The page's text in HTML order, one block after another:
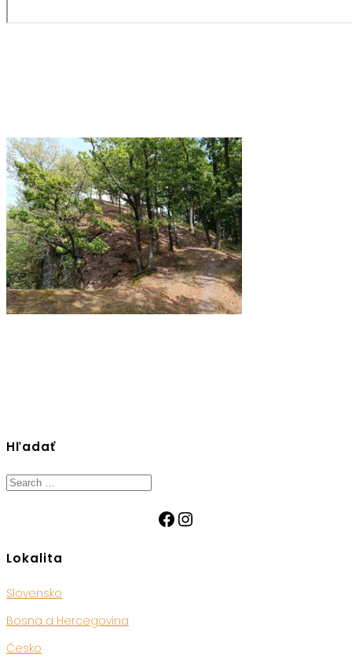
Hľadať
Search
Facebook
Instagram
Lokalita
Slovensko
Bosna a Hercegovina
Česko